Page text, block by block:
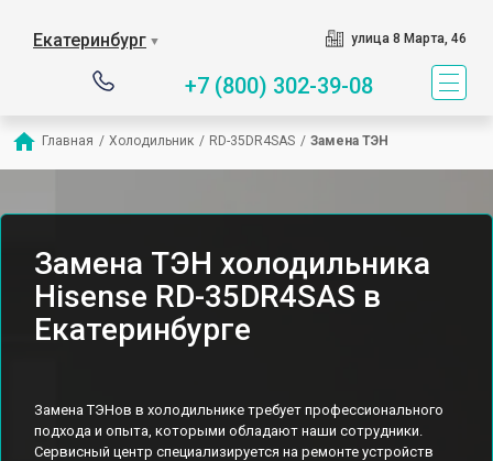
Екатеринбург ▼ улица 8 Марта, 46
+7 (800) 302-39-08
Главная / Холодильник / RD-35DR4SAS / Замена ТЭН
Замена ТЭН холодильника
Hisense RD-35DR4SAS в
Екатеринбурге
Замена ТЭНов в холодильнике требует профессионального
подхода и опыта, которыми обладают наши сотрудники.
Сервисный центр специализируется на ремонте устройств